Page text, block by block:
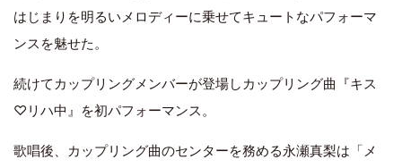
はじまりを明るいメロディーに乗せてキュートなパフォーマ
ンスを魅せた。
続けてカップリングメンバーが登場しカップリング曲『キス
♡リハ中』を初パフォーマンス。
歌唱後、カップリング曲のセンターを務める永瀬真梨は「メ